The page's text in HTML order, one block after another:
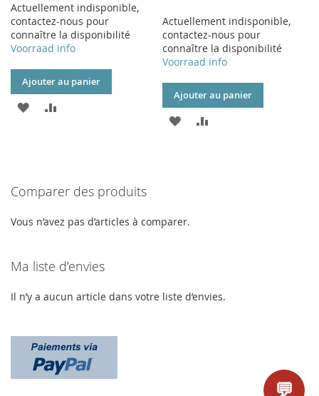
Actuellement indisponible,
contactez-nous pour
connaître la disponibilité
Voorraad info
Ajouter au panier
AJOUTER
Actuellement indisponible,
contactez-nous pour
connaître la disponibilité
Voorraad info
Ajouter au panier
AJOUTER
D’ENVIE
Comparer des produits
Vous n’avez pas d’articles à comparer.
Ma liste d’envies
Il n’y a aucun article dans votre liste d’envies.
💬